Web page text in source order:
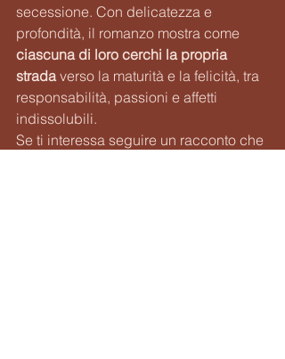
secessione. Con delicatezza e
profondità, il romanzo mostra come
ciascuna di loro cerchi la propria
strada verso la maturità e la felicità, tra
responsabilità, passioni e affetti
indissolubili.
Se ti interessa seguire un racconto che